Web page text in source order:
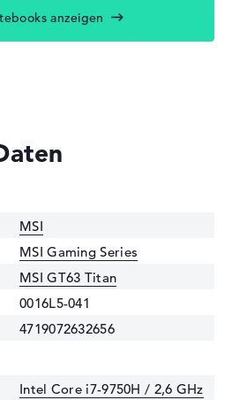
anzeigen
MSI
MSI Gaming Series
MSI GT63 Titan
0016L5-041
4719072632656
Intel Core i7-9750H / 2,6 GHz